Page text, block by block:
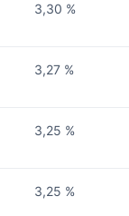
3,30 %
3,27 %
3,25 %
3,25 %